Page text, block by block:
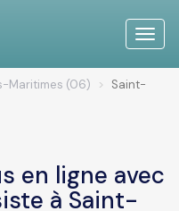
Toggle
Maritimes (06)
Saint-
en ligne avec
à Saint-